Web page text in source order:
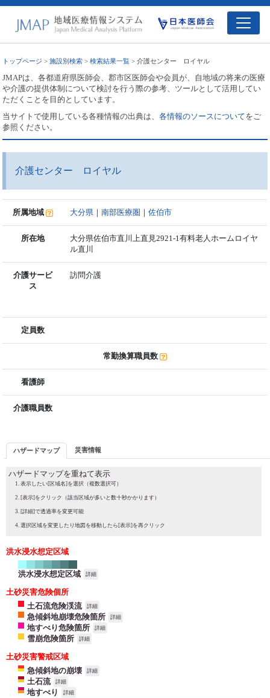
トップページ >施設別検索 >検索結果一覧 > 介護センター ロイヤル
JMAPは、各都道府県医師会、郡市区医師会や会員が、自地域の将来の医療
や介護の提供体制について検討を行う際の参考、ツールとして活用してい
ただくことを目的としています。
当サイトで使用している各種情報の出典は、各情報のソースについてをご
参照ください。
介護センター ロイヤル
所属地域 大分県 ｜南部医療圏 ｜佐伯市
所在地
大分県佐伯市直川上直見2921-1有料老人ホームロイヤ
ル直川
介護サービ
ス
訪問介護
定員数
常勤換算職員数
看護師
介護職員数
ハザードマップ 災害情報
ハザードマップを重ねて表示
表示したい[区域名]を選択（複数選択可）
[表示]をクリック（該当区域が多いと数十秒かかります）
[詳細]で透過率を変更可能
選択区域を変更したり地図を移動したら[表示]を再クリック
洪水浸水想定区域
洪水浸水想定区域 詳細
土砂災害危険個所
土石流危険渓流
詳細
急傾斜地崩壊危険箇所 詳細
地すべり危険箇所 詳細
雪崩危険箇所 詳細
土砂災害警戒区域
急傾斜地の崩壊
詳細
土石流 詳細
地すべり 詳細